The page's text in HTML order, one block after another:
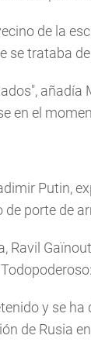
de la
se trataba
añadía
en el
Putin,
de porte de
Ravil
y se
de Rusia